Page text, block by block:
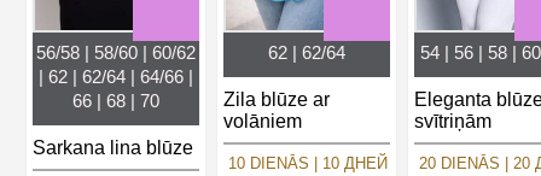
56/58 | 58/60 | 60/62
| 62 | 62/64 | 64/66 |
66 | 68 | 70
Sarkana lina blūze
62 | 62/64
Zila blūze ar
volāniem
10 DIENĀS | 10 ДНЕЙ
54 | 56 | 58 |
Eleganta
svītriņām
20 DIENĀS | 20